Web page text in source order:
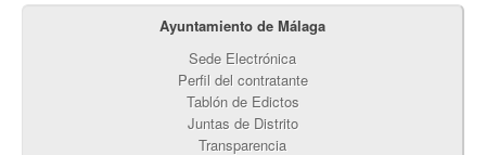
Ayuntamiento de Málaga
Sede Electrónica
Perfil del contratante
Tablón de Edictos
Juntas de Distrito
Transparencia